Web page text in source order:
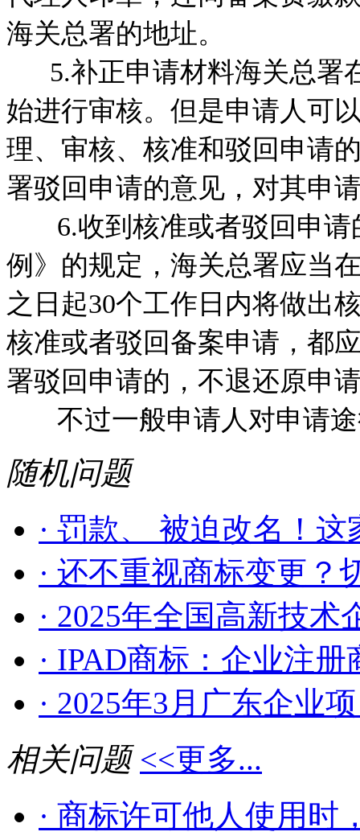
海关总署的地址。
5.补正申请材料海关总署
始进行审核。但是申请人可
理、审核、核准和驳回申请
署驳回申请的意见，对其申
6.收到核准或者驳回申请
例》的规定，海关总署应当
之日起30个工作日内将做出
核准或者驳回备案申请，都
署驳回申请的，不退还原申
不过一般申请人对申请途
随机问题
· 罚款、 被迫改名！这
· 还不重视商标变更？
· 2025年全国高新技术
· IPAD商标：企业注册
· 2025年3月广东企业
相关问题 <<更多...
· 商标许可他人使用时